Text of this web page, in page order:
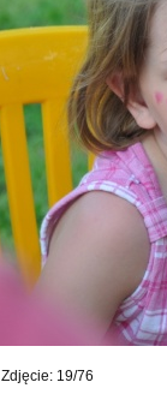
Zdjęcie: 19/76